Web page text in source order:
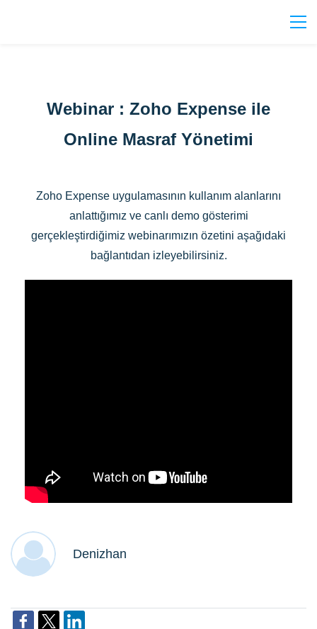
Webinar : Zoho Expense ile
Online Masraf Yönetimi
Zoho Expense uygulamasının kullanım alanlarını
anlattığımız ve canlı demo gösterimi
gerçekleştirdiğimiz webinarımızın özetini aşağıdaki
bağlantıdan izleyebilirsiniz.
Denizhan